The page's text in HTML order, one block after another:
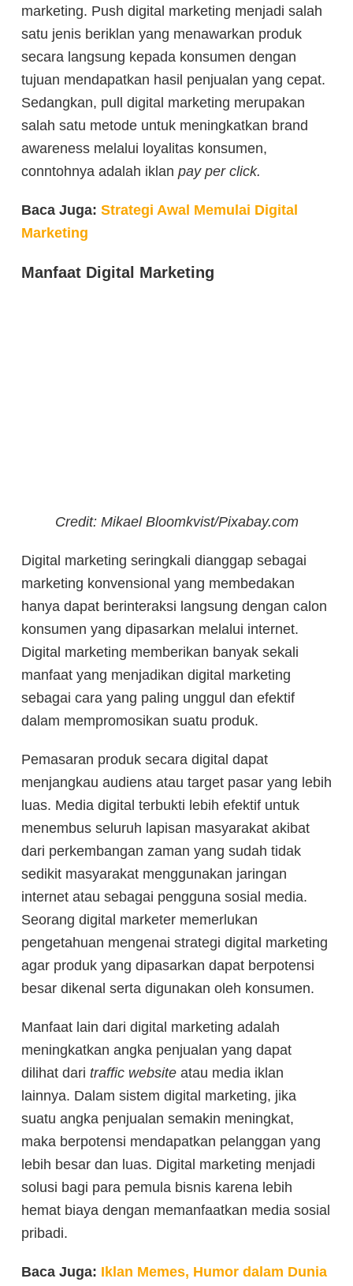
marketing. Push digital marketing menjadi salah
satu jenis beriklan yang menawarkan produk
secara langsung kepada konsumen dengan
tujuan mendapatkan hasil penjualan yang cepat.
Sedangkan, pull digital marketing merupakan
salah satu metode untuk meningkatkan brand
awareness melalui loyalitas konsumen,
conntohnya adalah iklan pay per click.
Baca Juga: Strategi Awal Memulai Digital
Marketing
Manfaat Digital Marketing
Credit: Mikael Bloomkvist/Pixabay.com
Digital marketing seringkali dianggap sebagai
marketing konvensional yang membedakan
hanya dapat berinteraksi langsung dengan calon
konsumen yang dipasarkan melalui internet.
Digital marketing memberikan banyak sekali
manfaat yang menjadikan digital marketing
sebagai cara yang paling unggul dan efektif
dalam mempromosikan suatu produk.
Pemasaran produk secara digital dapat
menjangkau audiens atau target pasar yang lebih
luas. Media digital terbukti lebih efektif untuk
menembus seluruh lapisan masyarakat akibat
dari perkembangan zaman yang sudah tidak
sedikit masyarakat menggunakan jaringan
internet atau sebagai pengguna sosial media.
Seorang digital marketer memerlukan
pengetahuan mengenai strategi digital marketing
agar produk yang dipasarkan dapat berpotensi
besar dikenal serta digunakan oleh konsumen.
Manfaat lain dari digital marketing adalah
meningkatkan angka penjualan yang dapat
dilihat dari traffic website atau media iklan
lainnya. Dalam sistem digital marketing, jika
suatu angka penjualan semakin meningkat,
maka berpotensi mendapatkan pelanggan yang
lebih besar dan luas. Digital marketing menjadi
solusi bagi para pemula bisnis karena lebih
hemat biaya dengan memanfaatkan media sosial
pribadi.
Baca Juga: Iklan Memes, Humor dalam Dunia